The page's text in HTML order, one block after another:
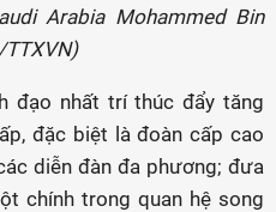
Arabia Mohammed Bin
TTXVN)
đạo nhất trí thúc đẩy tăng
đặc biệt là đoàn cấp cao
diễn đàn đa phương; đưa
chính trong quan hệ song